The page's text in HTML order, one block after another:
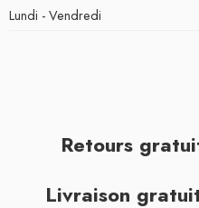
Lundi - Vendredi
Retours
Livraison